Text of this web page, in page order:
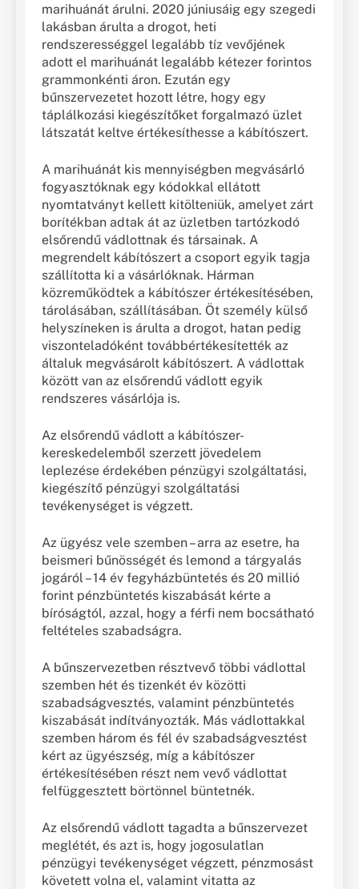
marihuánát árulni. 2020 júniusáig egy szegedi
lakásban árulta a drogot, heti
rendszerességgel legalább tíz vevőjének
adott el marihuánát legalább kétezer forintos
grammonkénti áron. Ezután egy
bűnszervezetet hozott létre, hogy egy
táplálkozási kiegészítőket forgalmazó üzlet
látszatát keltve értékesíthesse a kábítószert.
A marihuánát kis mennyiségben megvásárló
fogyasztóknak egy kódokkal ellátott
nyomtatványt kellett kitölteniük, amelyet zárt
borítékban adtak át az üzletben tartózkodó
elsőrendű vádlottnak és társainak. A
megrendelt kábítószert a csoport egyik tagja
szállította ki a vásárlóknak. Hárman
közreműködtek a kábítószer értékesítésében,
tárolásában, szállításában. Öt személy külső
helyszíneken is árulta a drogot, hatan pedig
viszonteladóként továbbértékesítették az
általuk megvásárolt kábítószert. A vádlottak
között van az elsőrendű vádlott egyik
rendszeres vásárlója is.
Az elsőrendű vádlott a kábítószer-
kereskedelemből szerzett jövedelem
leplezése érdekében pénzügyi szolgáltatási,
kiegészítő pénzügyi szolgáltatási
tevékenységet is végzett.
Az ügyész vele szemben – arra az esetre, ha
beismeri bűnösségét és lemond a tárgyalás
jogáról – 14 év fegyházbüntetés és 20 millió
forint pénzbüntetés kiszabását kérte a
bíróságtól, azzal, hogy a férfi nem bocsátható
feltételes szabadságra.
A bűnszervezetben résztvevő többi vádlottal
szemben hét és tizenkét év közötti
szabadságvesztés, valamint pénzbüntetés
kiszabását indítványozták. Más vádlottakkal
szemben három és fél év szabadságvesztést
kért az ügyészség, míg a kábítószer
értékesítésében részt nem vevő vádlottat
felfüggesztett börtönnel büntetnék.
Az elsőrendű vádlott tagadta a bűnszervezet
meglétét, és azt is, hogy jogosulatlan
pénzügyi tevékenységet végzett, pénzmosást
követett volna el, valamint vitatta az